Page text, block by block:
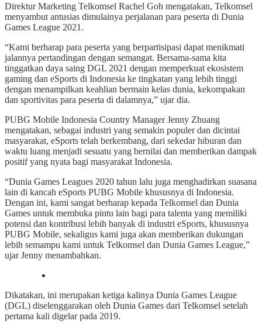
Direktur Marketing Telkomsel Rachel Goh mengatakan, Telkomsel
menyambut antusias dimulainya perjalanan para peserta di Dunia
Games League 2021.
“Kami berharap para peserta yang berpartisipasi dapat menikmati
jalannya pertandingan dengan semangat. Bersama-sama kita
tinggatkan daya saing DGL 2021 dengan memperkuat ekosistem
gaming dan eSports di Indonesia ke tingkatan yang lebih tinggi
dengan menampilkan keahlian bermain kelas dunia, kekompakan
dan sportivitas para peserta di dalamnya,” ujar dia.
PUBG Mobile Indonesia Country Manager Jenny Zhuang
mengatakan, sebagai industri yang semakin populer dan dicintai
masyarakat, eSports telah berkembang, dari sekedar hiburan dan
waktu luang menjadi sesuatu yang bernilai dan memberikan dampak
positif yang nyata bagi masyarakat Indonesia.
“Dunia Games Leagues 2020 tahun lalu juga menghadirkan suasana
lain di kancah eSports PUBG Mobile khususnya di Indonesia.
Dengan ini, kami sangat berharap kepada Telkomsel dan Dunia
Games untuk membuka pintu lain bagi para talenta yang memiliki
potensi dan kontribusi lebih banyak di industri eSports, khususnya
PUBG Mobile, sekaligus kami juga akan memberikan dukungan
lebih semampu kami untuk Telkomsel dan Dunia Games League,”
ujar Jenny menambahkan.
Dikatakan, ini merupakan ketiga kalinya Dunia Games League
(DGL) diselenggarakan oleh Dunia Games dari Telkomsel setelah
pertama kali digelar pada 2019.